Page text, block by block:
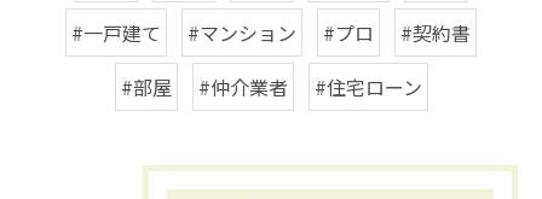
#一戸建て
#マンション #プロ
#契約書
#部屋
#仲介業者 #住宅ローン